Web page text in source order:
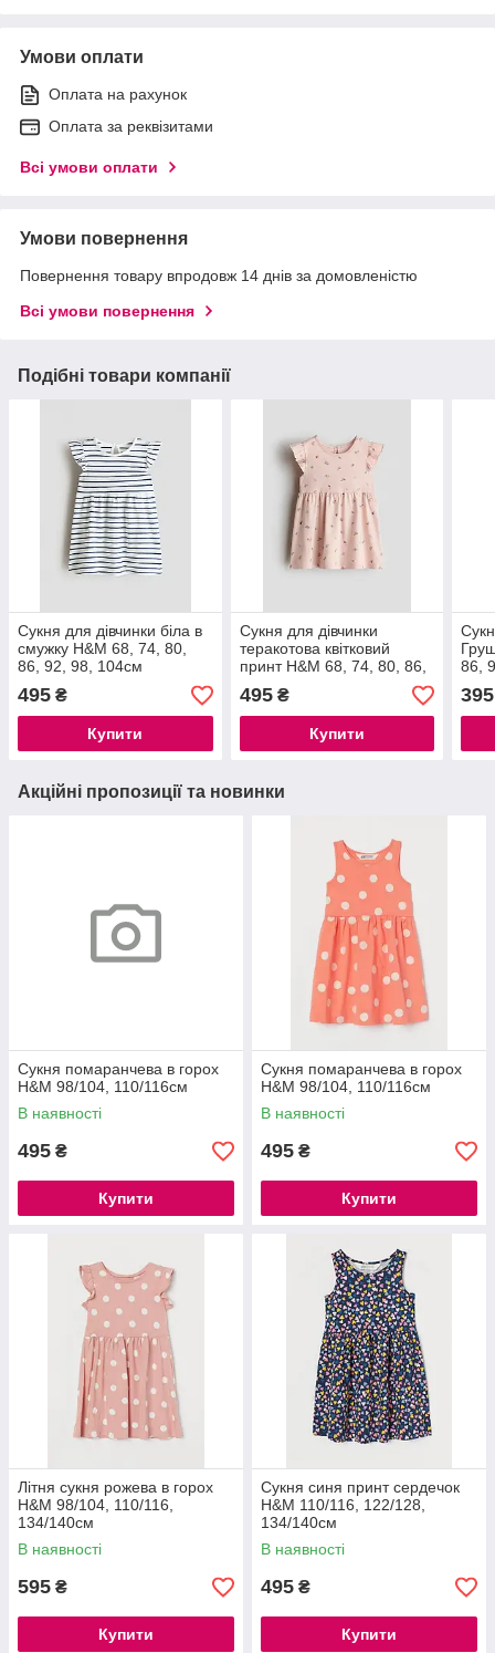
Умови оплати
Оплата на рахунок
Оплата за реквізитами
Всі умови оплати
Умови повернення
Повернення товару впродовж 14 днів за домовленістю
Всі умови повернення
Подібні товари компанії
Сукня для дівчинки біла в
смужку H&M 68, 74, 80,
86, 92, 98, 104см
495 ₴
Купити
Сукня для дівчинки
теракотова квітковий
принт H&M 68, 74, 80, 86,
92см
495₴
Купити
86,
395
Акційні пропозиції та новинки
Сукня помаранчева в горох
H&M 98/104, 110/116см
В наявності
495 ₴
Купити
Сукня помаранчева в горох
H&M 98/104, 110/116см
В наявності
495 ₴
Купити
Літня сукня рожева в горох
H&M 98/104, 110/116,
134/140см
В наявності
595 ₴
Купити
Сукня синя принт сердечок
H&M 110/116, 122/128,
134/140см
В наявності
495 ₴
Купити